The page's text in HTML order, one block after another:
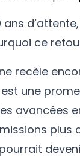
ce
recèle
une
avancées
pourrait